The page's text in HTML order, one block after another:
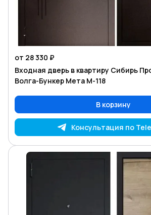
от 28 330 ₽
Входная дверь в квартиру Сибирь
Волга-Бункер Мета М-118
В корзину
Консультация по